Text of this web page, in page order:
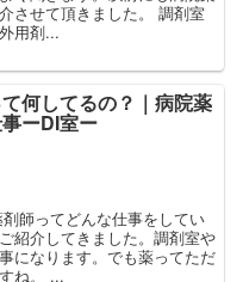
させて頂きました。 調剤室
用剤...
何してるの？｜病院薬
ーDI室ー
師ってどんな仕事をしてい
紹介してきました。調剤室や
になります。でも薬ってただ
ね。 ...